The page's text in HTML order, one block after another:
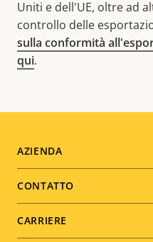
Uniti e dell'UE, oltre ad
controllo delle
sulla conformità
qui.
Footer
menu
AZIENDA
CONTATTO
CARRIERE